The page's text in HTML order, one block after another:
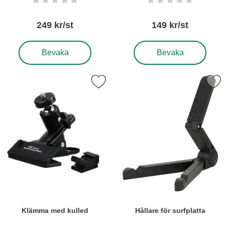
Betyg: 0 stjärnor av 5
249 kr/st
Bevaka
, Trebensstativ König KN-30
Betyg: 0 stjärnor
149 kr/st
Bevaka
, Bordsstativ König Pro
Klämma med kulled
Markera klämma med kulled som favorit
Hållare för surfplatta
Markera hållare för